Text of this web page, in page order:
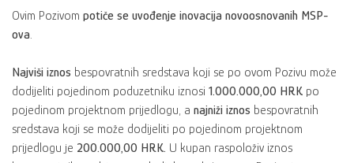
Ovim Pozivom potiče se uvođenje inovacija novoosnovanih MSP-
ova
Najviši iznos bespovratnih sredstava koji se po ovom Pozivu može
dodijeliti pojedinom poduzetniku iznosi 1.000.000,00 HRK po
pojedinom projektnom prijedlogu, a najniži iznos bespovratnih
sredstava koji se može dodijeliti po pojedinom projektnom
prijedlogu je 200.000,00 HRK. U kupan raspoloživ iznos